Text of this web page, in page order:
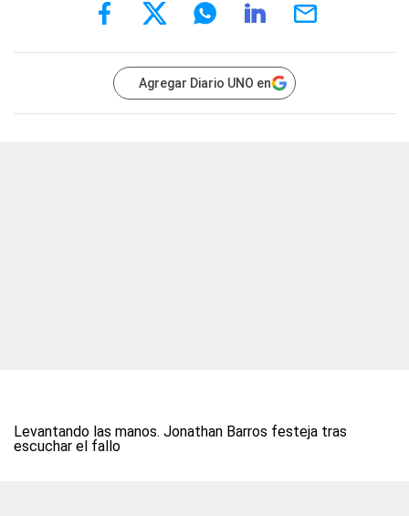
Agregar Diario UNO en
Levantando las manos. Jonathan Barros festeja tras
escuchar el fallo